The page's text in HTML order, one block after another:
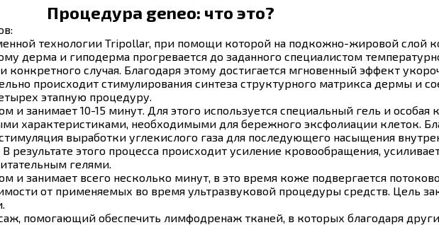
Процедура geneo: что это?
технологии Tripollar, при помощи которой на подкожно-жировой слой
дерма и гиподерма прогревается до заданного специалистом
случая. Благодаря этому достигается мгновенный эффект
происходит стимулирования синтеза структурного матрикса дермы и
этапную процедуру.
занимает 10-15 минут. Для этого используется специальный гель и особая
характеристиками, необходимыми для бережного эксфолиации клеток.
выработки углекислого газа для последующего насыщения
этого процесса происходит усиление кровообращения,
гелями.
и занимает всего несколько минут, в это время коже подвергается
от применяемых во время ультразвуковой процедуры средств. Цель
помогающий обеспечить лимфодренаж тканей, в которых благодаря